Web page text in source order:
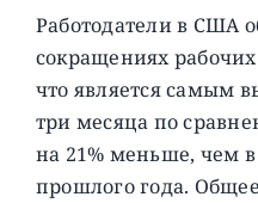
Работодатели в США
сокращениях
что является самым
три месяца по
на 21% меньше, чем
прошлого года.